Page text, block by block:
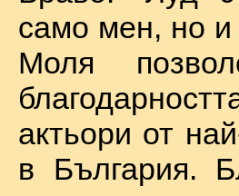
само мен, но и
Моля
актьори от
в България.